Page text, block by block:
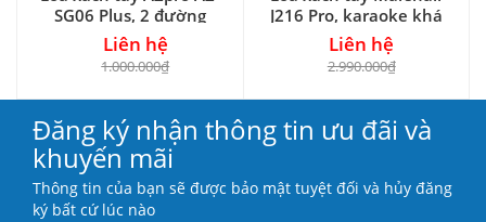
SG06 Plus, 2 đường
tiếng
Liên hệ
1.000.000₫
J216 Pro, karaoke khá
hay
Liên hệ
2.990.000₫
Đăng ký nhận thông tin ưu đãi và
khuyến mãi
Thông tin của bạn sẽ được bảo mật tuyệt đối và hủy đăng
ký bất cứ lúc nào